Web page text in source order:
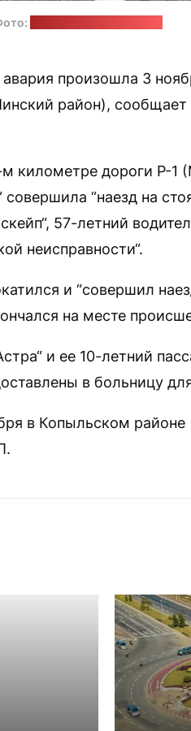
произошла 3
район), сообщает
километре дороги Р-
совершила “наезд на
57-летний
неисправности“.
и “совершил
на месте
и ее 10-летний
в больницу
в Копыльском